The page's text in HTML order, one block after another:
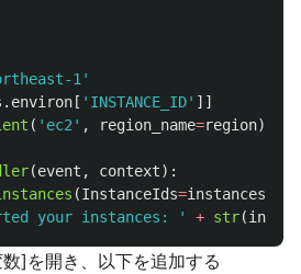
1 '
. environ [ ' INSTANCE_ID' ]]
( ' ec2 ' , region_name=region)
(event , context):
(InstanceIds=instances
your instances: ' + str(
]を開き、以下を追加する